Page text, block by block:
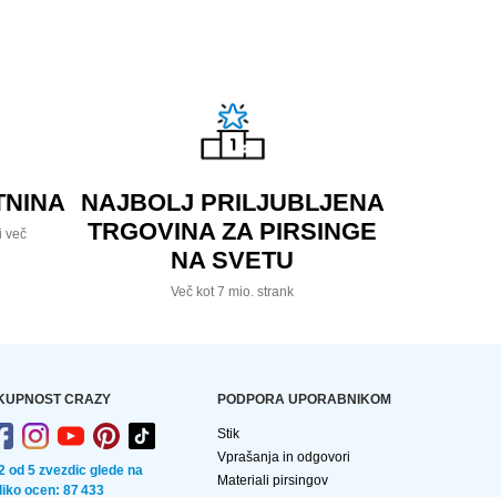
več
NAJBOLJ PRILJUBLJENA
TRGOVINA ZA PIRSINGE
NA SVETU
Več kot 7 mio. strank
CRAZY
od 5 zvezdic glede na
ocen: 87 433
PODPORA UPORABNIKOM
Stik
Vprašanja in odgovori
Materiali pirsingov